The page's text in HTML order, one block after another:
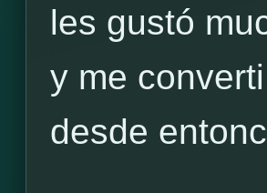
les gustó
y me
desde